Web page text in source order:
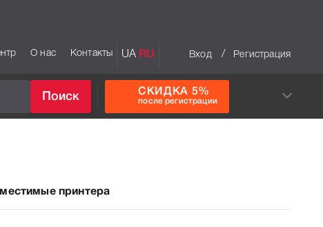
О нас Контакты UA RU Вход / Регистрация
Поиск СКИДКА 5%
после регистрации
принтера